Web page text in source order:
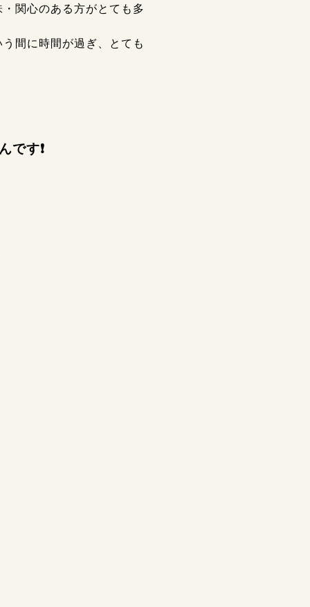
関心のある方がとても多
間に時間が過ぎ、とても
です❗